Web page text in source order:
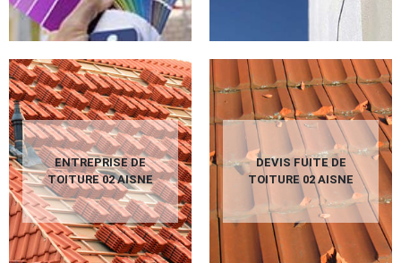
ENTREPRISE DE
TOITURE 02 AISNE
DEVIS FUITE DE
TOITURE 02 AISNE